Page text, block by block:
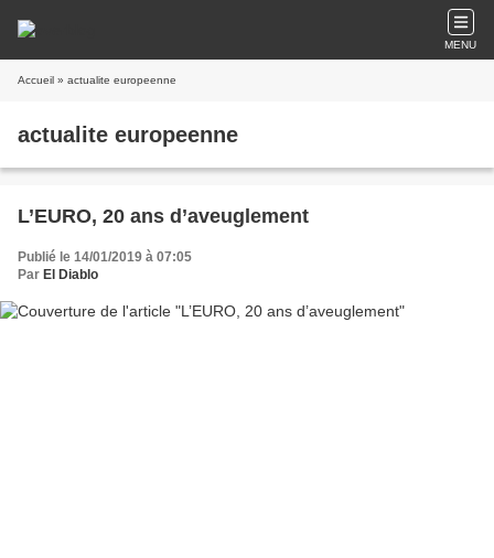
MENU
Accueil » actualite europeenne
actualite europeenne
L’EURO, 20 ans d’aveuglement
Publié le 14/01/2019 à 07:05
Par El Diablo